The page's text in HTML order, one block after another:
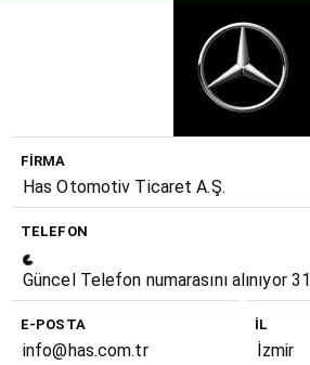
FIRMA
Has Otomotiv Ticaret A.Ş.
TELEFON
Loading...
Güncel Telefon numarasını alınıyor 30
E-POSTA
info@has.com.tr
İL
İzmir